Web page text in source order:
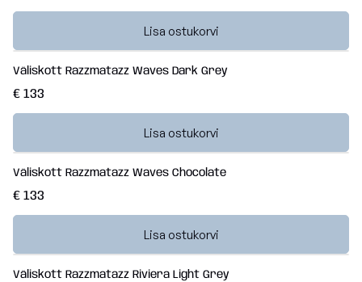
Lisa ostukorvi
Väliskott Razzmatazz Waves Dark Grey
€ 133
Lisa ostukorvi
Väliskott Razzmatazz Waves Chocolate
€ 133
Lisa ostukorvi
Väliskott Razzmatazz Riviera Light Grey